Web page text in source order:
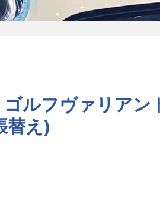
ルフヴァリアン
替え)